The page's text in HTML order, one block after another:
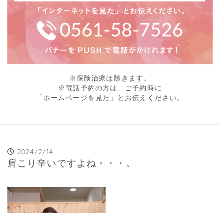
※保険治療は除きます。
※電話予約の方は、ご予約時に
「ホームページを見た」とお伝えください。
2024/2/14
肩こり辛いですよね・・・。